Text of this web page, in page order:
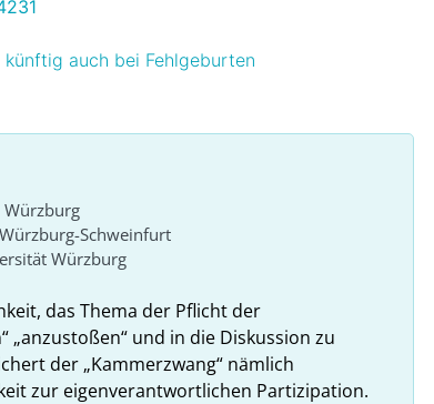
auch bei Fehlgeburten
Würzburg
Schweinfurt
Würzburg
das Thema der Pflicht der
„anzustoßen“ und in die Diskussion zu
der „Kammerzwang“ nämlich
zur eigenverantwortlichen Partizipation.